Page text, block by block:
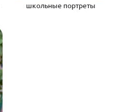
школьные портреты